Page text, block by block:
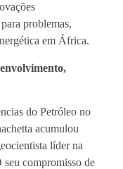
problemas,
em África.
do Petróleo no
acumulou
líder na
compromisso de